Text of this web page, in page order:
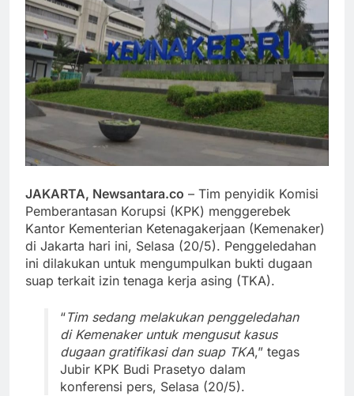
JAKARTA, Newsantara.co – Tim penyidik Komisi
Pemberantasan Korupsi (KPK) menggerebek
Kantor Kementerian Ketenagakerjaan (Kemenaker)
di Jakarta hari ini, Selasa (20/5). Penggeledahan
ini dilakukan untuk mengumpulkan bukti dugaan
suap terkait izin tenaga kerja asing (TKA).
“Tim sedang melakukan penggeledahan
di Kemenaker untuk mengusut kasus
dugaan gratifikasi dan suap TKA,” tegas
Jubir KPK Budi Prasetyo dalam
konferensi pers, Selasa (20/5).